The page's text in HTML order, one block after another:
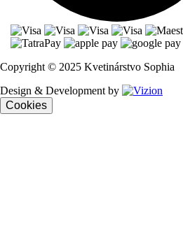
Copyright © 2025 Kvetinárstvo Sophia
Design & Development by
Cookies